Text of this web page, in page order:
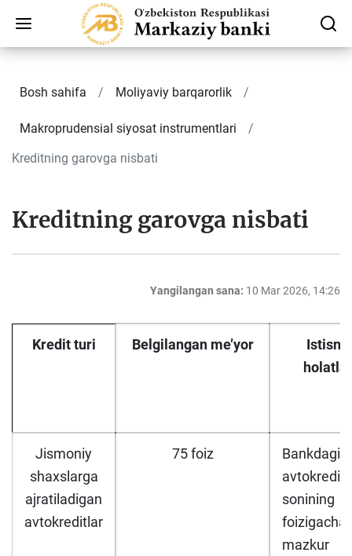
Bosh sahifa Moliyaviy bаrqаrоrlik
Makroprudensial siyosat instrumentlari
Kreditning garovga nisbati
Kreditning garovga nisbati
Yangilangan sana: 10 Mar 2026, 14:26
Kredit turi Belgilangan me’yor Istisno
holatlar
Jismoniy
shaxslarga
ajratiladigan
avtokreditlar
75 foiz
Bankdagi
sonining
foizigacha
mazkur